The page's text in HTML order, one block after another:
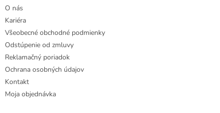
O nás
Kariéra
Všeobecné obchodné podmienky
Odstúpenie od zmluvy
Reklamačný poriadok
Ochrana osobných údajov
Kontakt
Moja objednávka